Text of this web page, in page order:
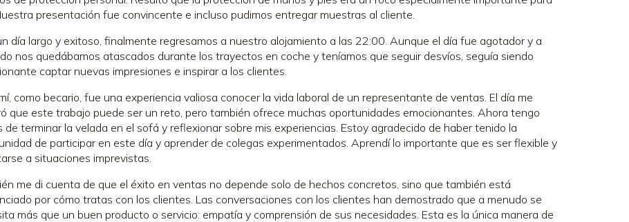
presentación fue convincente e incluso pudimos entregar muestras al cliente.
día largo y exitoso, finalmente regresamos a nuestro alojamiento a las 22:00. Aunque el día fue agotador y a
nos quedábamos atascados durante los trayectos en coche y teníamos que seguir desvíos, seguía siendo
captar nuevas impresiones e inspirar a los clientes.
como becario, fue una experiencia valiosa conocer la vida laboral de un representante de ventas. El día me
que este trabajo puede ser un reto, pero también ofrece muchas oportunidades emocionantes. Ahora tengo
de terminar la velada en el sofá y reflexionar sobre mis experiencias. Estoy agradecido de haber tenido la
de participar en este día y aprender de colegas experimentados. Aprendí lo importante que es ser flexible y
a situaciones imprevistas.
me di cuenta de que el éxito en ventas no depende solo de hechos concretos, sino que también está
por cómo tratas con los clientes. Las conversaciones con los clientes han demostrado que a menudo se
más que un buen producto o servicio: empatía y comprensión de sus necesidades. Esta es la única manera de